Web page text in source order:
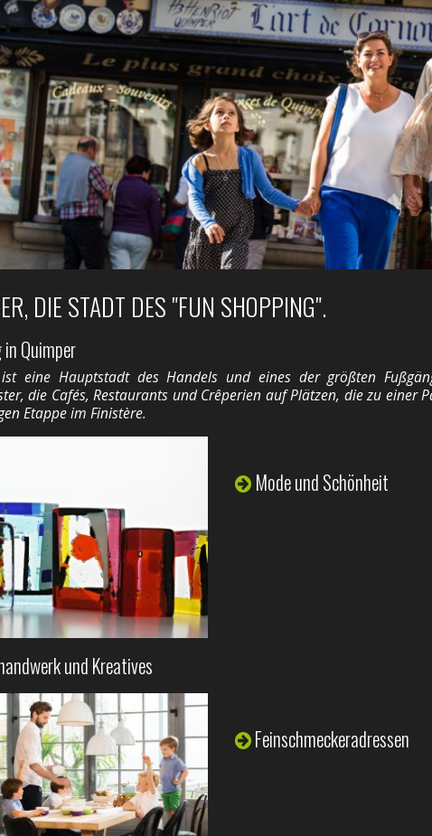
DIE STADT DES "FUN SHOPPING".
Quimper
eine Hauptstadt des Handels und eines der größten
die Cafés, Restaurants und Crêperien auf Plätzen, die zu
Etappe im Finistère.
und Kreatives
Mode und Schönheit
Feinschmeckeradressen